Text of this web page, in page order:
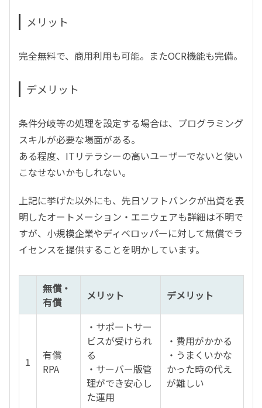
メリット
完全無料で、商用利用も可能。またOCR機能も完備。
デメリット
条件分岐等の処理を設定する場合は、プログラミング
スキルが必要な場面がある。
ある程度、ITリテラシーの高いユーザーでないと使い
こなせないかもしれない。
上記に挙げた以外にも、先日ソフトバンクが出資を表
明したオートメーション・エニウェアも詳細は不明で
すが、小規模企業やディベロッパーに対して無償でラ
イセンスを提供することを明かしています。
無償・
有償
メリット デメリット
1
有償
RPA
・サポートサー
ビスが受けられ
る
・サーバー版管
理ができ安心し
た運用
・費用がかかる
・うまくいかな
かった時の代え
が難しい